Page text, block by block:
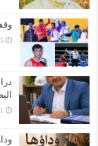
‏5 ساعات مضت